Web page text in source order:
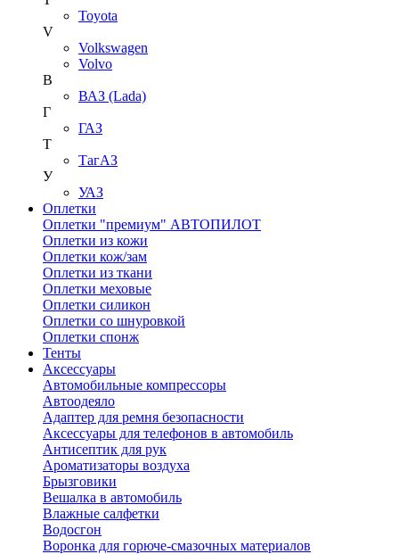
Toyota
V
Volkswagen
Volvo
В
ВАЗ (Lada)
Г
ГАЗ
Т
ТагАЗ
У
УАЗ
Оплетки
Оплетки "премиум" АВТОПИЛОТ
Оплетки из кожи
Оплетки кож/зам
Оплетки из ткани
Оплетки меховые
Оплетки силикон
Оплетки со шнуровкой
Оплетки спонж
Тенты
Аксессуары
Автомобильные компрессоры
Автоодеяло
Адаптер для ремня безопасности
Аксессуары для телефонов в автомобиль
Антисептик для рук
Ароматизаторы воздуха
Брызговики
Вешалка в автомобиль
Влажные салфетки
Водосгон
Воронка для горюче-смазочных материалов